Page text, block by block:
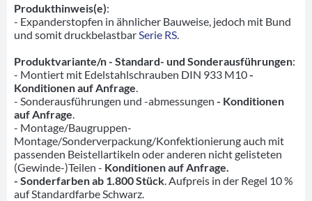
Produkthinweis(e):
- Expanderstopfen in ähnlicher Bauweise, jedoch mit Bund
und somit druckbelastbar Serie RS
Produktvariante/n - Standard- und Sonderausführungen:
- Montiert mit Edelstahlschrauben DIN 933 M10-
Konditionen auf Anfrage
- Sonderausführungen und -abmessungen - Konditionen
auf Anfrage
- Montage/Baugruppen-
Montage/Sonderverpackung/Konfektionierung auch mit
passenden Beistellartikeln oder anderen nicht gelisteten
(Gewinde-)Teilen - Konditionen auf Anfrage.
- Sonderfarben ab 1.800 Stück . Aufpreis in der Regel 10 %
auf Standardfarbe Schwarz.